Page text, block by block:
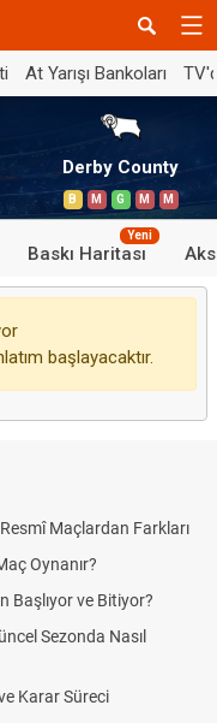
At Yarışı Bankoları
Derby County
B M G M M
Baskı Haritası
Yeni
başlayacaktır.
Resmî Maçlardan Farkları
Oynanır?
Başlıyor ve Bitiyor?
Sezonda Nasıl
Karar Süreci